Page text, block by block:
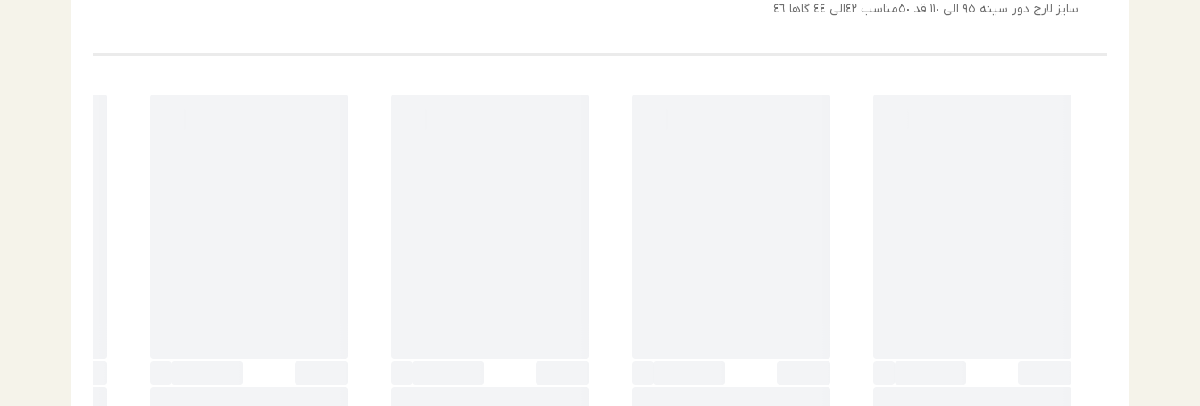
سايز لارج دور سينه ٩٥ الى ١١٠ قد ٥٠مناسب ٤٢الى ٤٤ گاها ٤٦